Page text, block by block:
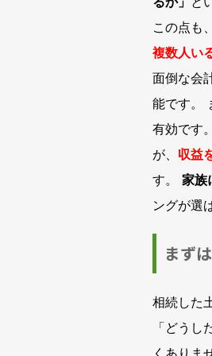
この点も、
複数人い
面倒な会
能です。
有効です
が、 収益
す。 家族
ングが選
まず
相続した
「どう